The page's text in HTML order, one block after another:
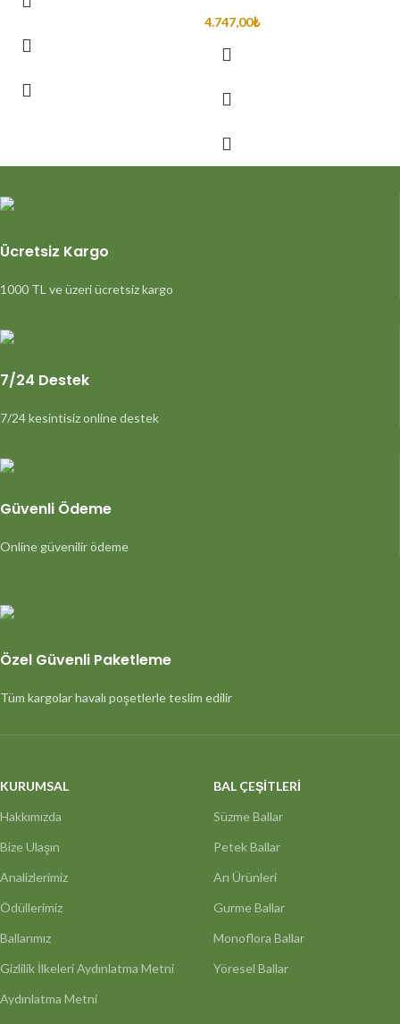
4.747,00₺
Ücretsiz Kargo
1000 TL ve üzeri ücretsiz kargo
7/24 Destek
7/24 kesintisiz online destek
Güvenli Ödeme
Online güvenilir ödeme
Özel Güvenli Paketleme
Tüm kargolar havalı poşetlerle teslim edilir
KURUMSAL
Hakkımızda
Bize Ulaşın
Analizlerimiz
Ödüllerimiz
Ballarımız
Gizlilik İlkeleri Aydınlatma Metni
Aydınlatma Metni
BAL ÇEŞİTLERİ
Süzme Ballar
Petek Ballar
Arı Ürünleri
Gurme Ballar
Monoflora Ballar
Yöresel Ballar